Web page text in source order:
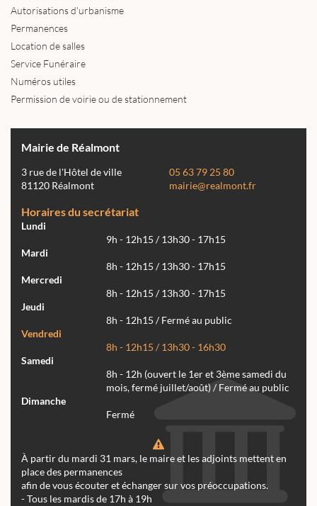
Autorisations d'urbanisme
Permanences
Location de salles
Service Funéraire
Numéros utiles
Permission de voirie ou de stationnement
Mairie de Réalmont
3 rue de l'Hôtel de ville
81120 Réalmont
05 63 79 25 80
mairie@realmont.fr
Horaires du secrétariat
Lundi
9h - 12h15 / 13h30 - 17h15
Mardi
8h - 12h15 / 13h30 - 17h15
Mercredi
8h - 12h15 / 13h30 - 17h15
Jeudi
8h - 12h15 / Fermé au public
Vendredi
8h - 12h15 / 13h30 - 16h30
Samedi
8h - 12h (ouvert le 1er et 3ème samedi du
mois, fermé juillet/août) / Fermé au public
Dimanche
Fermé
À partir du mardi 31 mars, le maire et les adjoints mettent en
place des permanences
afin de vous écouter et échanger sur vos préoccupations.
- Tous les mardis de 17h à 19h